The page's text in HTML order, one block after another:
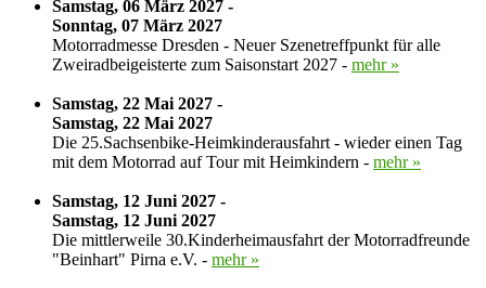
Samstag, 06 März 2027 -
Sonntag, 07 März 2027
Motorradmesse Dresden - Neuer Szenetreffpunkt für alle
Zweiradbeigeisterte zum Saisonstart 2027 - mehr »
Samstag, 22 Mai 2027 -
Samstag, 22 Mai 2027
Die 25.Sachsenbike-Heimkinderausfahrt - wieder einen Tag
mit dem Motorrad auf Tour mit Heimkindern - mehr »
Samstag, 12 Juni 2027 -
Samstag, 12 Juni 2027
Die mittlerweile 30.Kinderheimausfahrt der Motorradfreunde
"Beinhart" Pirna e.V. - mehr »